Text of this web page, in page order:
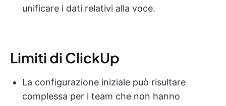
unificare i dati relativi alla voce.
Limiti di ClickUp
La configurazione iniziale può risultare
complessa per i team che non hanno